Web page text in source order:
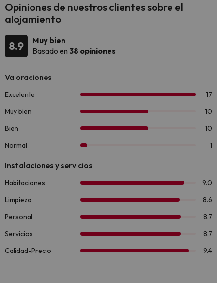
Opiniones de nuestros clientes sobre el
alojamiento
8.9
Muy bien
Basado en 38 opiniones